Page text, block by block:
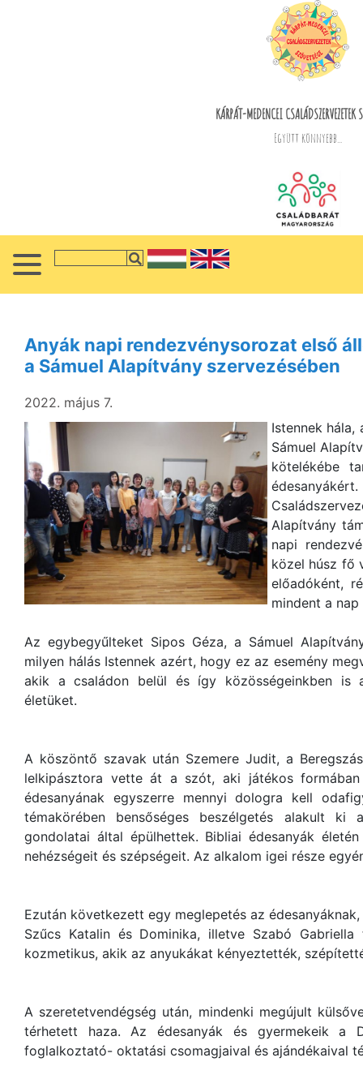
KÁRPÁT-MEDENCEI CSALÁDSZERVEZETEK
Együtt könnyebb...
Anyák napi rendezvénysorozat első
a Sámuel Alapítvány szervezésében
2022. május 7.
Istennek hála,
Sámuel
kötelékébe
Alapítvány
napi
közel húsz fő
előadóként,
mindent a
Az egybegyűlteket Sipos Géza, a Sámuel
milyen hálás Istennek azért, hogy ez az esemény
akik a családon belül és így közösségeinkben is
életüket.
A köszöntő szavak után Szemere Judit, a
lelkipásztora vette át a szót, aki játékos
édesanyának egyszerre mennyi dologra kell
témakörében bensőséges beszélgetés alakult
gondolatai által épülhettek. Bibliai édesanyák
nehézségeit és szépségeit. Az alkalom igei része
Ezután következett egy meglepetés az
Szűcs Katalin és Dominika, illetve Szabó
kozmetikus, akik az anyukákat kényeztették,
A szeretetvendégség után, mindenki megújult
térhetett haza. Az édesanyák és gyermekeik a
foglalkoztató- oktatási csomagjaival és ajándékaival